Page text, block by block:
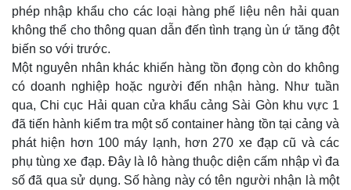
phép nhập khẩu cho các loại hàng phế liệu nên hải quan
không thể cho thông quan dẫn đến tình trạng ùn ứ tăng đột
biến so với trước.
Một nguyên nhân khác khiến hàng tồn đọng còn do không
có doanh nghiệp hoặc người đến nhận hàng. Như tuần
qua, Chi cục Hải quan cửa khẩu cảng Sài Gòn khu vực 1
đã tiến hành kiểm tra một số container hàng tồn tại cảng và
phát hiện hơn 100 máy lạnh, hơn 270 xe đạp cũ và các
phụ tùng xe đạp. Đây là lô hàng thuộc diện cấm nhập vì đa
số đã qua sử dụng. Số hàng này có tên người nhận là một